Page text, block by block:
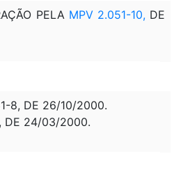
PELA MPV 2.051-10, DE
8, DE 26/10/2000.
, DE 24/03/2000.